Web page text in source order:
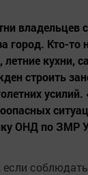
владельцев
город. Кто-то
кухни,
строить
ОНД по ЗМР